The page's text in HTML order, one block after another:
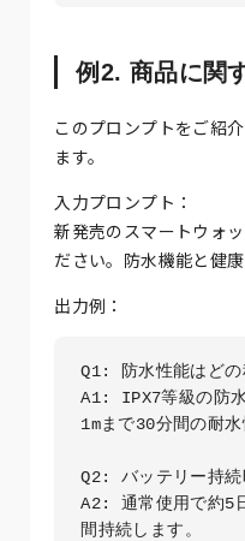
例2. 商品に関
このプロンプトをご紹
ます。
入力プロンプト：
新発売のスマートウォ
ださい。防水機能と健
出力例：
Q1: 防水性能はどの
A1: IPX7等級の防
1mまで30分間の耐水
Q2: バッテリー持続
A2: 通常使用で約5
間持続します。